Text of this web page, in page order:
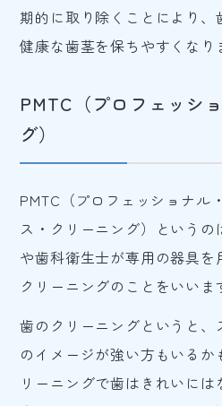
期的に取り除くことにより、
健康な歯茎を保ちやすくなり
PMTC（プロフェッシ
グ）
PMTC（プロフェッショナル
ス・クリーニング）という
や歯科衛生士が専用の器具
クリーニングのことをいいま
歯のクリーニングというと
のイメージが強い方もいるか
リーニングで歯はきれいに